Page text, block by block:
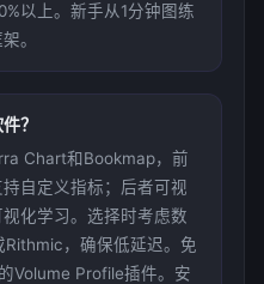
以上。新手从1分钟图练
。
？
Chart和Bookmap，前
自定义指标；后者可视
化学习。选择时考虑数
，确保低延迟。免
Volume Profile插件。安